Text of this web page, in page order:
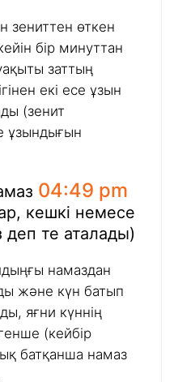
зениттен өткен
бір минуттан
заттың
екі есе ұзын
(зенит
ұзындығын
04:49 pm
кешкі немесе
деп те аталады)
намаздан
және күн батып
яғни күннің
(кейбір
батқанша намаз